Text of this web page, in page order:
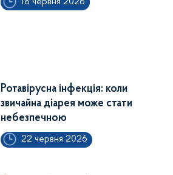
Ротавірусна інфекція: коли
звичайна діарея може стати
небезпечною
22 червня 2026